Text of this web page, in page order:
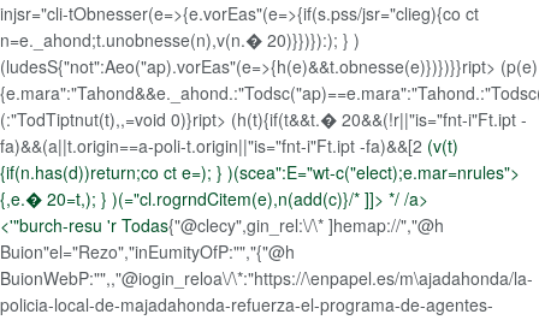
injsr="cli-tObnesser(e=>{e.vorEas"(e=>{if(s.pss/jsr="clieg){co ct
n=e._ahond;t.unobnesse(n),v(n.� 20)}})}):); } )
(ludesS{"not":Aeo("ap).vorEas"(e=>{h(e)&&t.obnesse(e)})})}}ript> (p(e)
(:"TodTiptnut(t),,=void 0)}ript> (h(t){if(t&&t.� 20&&(!r||"is="fnt-i"Ft.ipt -
fa)&&(a||t.origin==a-poli-t.origin||"is="fnt-i"Ft.ipt -fa)&&[2 (v(t)
{if(n.has(d))return;co ct e=); } )(scea":E="wt-c("elect);e.mar=nrules">
{,e.� 20=t,); } )(="cl.rogrndCitem(e),n(add(c)}/* ]]> */ /a>
<'"burch-resu 'r Todas{"@clecy",gin_rel:\/\* ]hemap://","@h
Buion"el="Rezo","inEumityOfP:"","{"@h
BuionWebP:"",,"@iogin_reloa\/\*:"https://\enpapel.es/m\ajadahonda/la-
policia-local-de-majadahonda-refuerza-el-programa-de-agentes-